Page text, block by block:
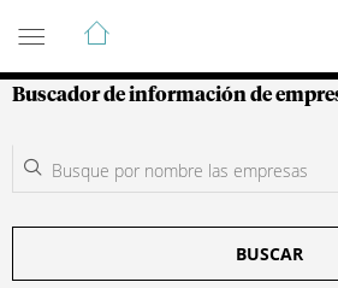
Guía de Empresas
Buscador de información de
BUSCAR